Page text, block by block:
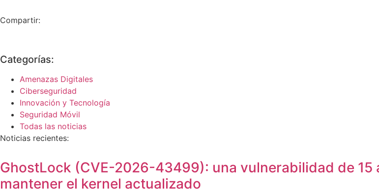
Compartir:
Categorías:
Amenazas Digitales
Ciberseguridad
Innovación y Tecnología
Seguridad Móvil
Todas las noticias
Noticias recientes:
GhostLock (CVE-2026-43499): una vulnerabilidad de
mantener el kernel actualizado